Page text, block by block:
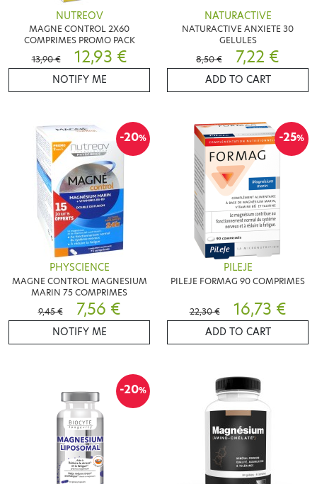
NUTREOV
MAGNE CONTROL 2X60
COMPRIMES PROMO PACK
13,90 €
12,93 €
NOTIFY ME
NATURACTIVE
NATURACTIVE ANXIETE 30
GELULES
8,50 €
7,22 €
ADD TO CART
-20%
PHYSCIENCE
MAGNE CONTROL MAGNESIUM
MARIN 75 COMPRIMES
9,45 €
7,56 €
NOTIFY ME
-25%
PILEJE
PILEJE FORMAG 90 COMPRIMES
22,30 € 16,73 €
ADD TO CART
-20%